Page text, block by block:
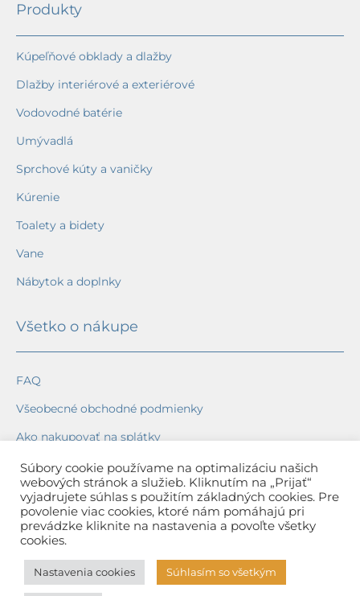
Produkty
Kúpeľňové obklady a dlažby
Dlažby interiérové a exteriérové
Vodovodné batérie
Umývadlá
Sprchové kúty a vaničky
Kúrenie
Toalety a bidety
Vane
Nábytok a doplnky
Všetko o nákupe
FAQ
Všeobecné obchodné podmienky
Ako nakupovať na splátky
Ochrana osobných údajov
Reklamačný poriadok
Spôsob a cena dopravy
Spôsob platby
Súbory cookie používame na optimalizáciu našich
webových stránok a služieb. Kliknutím na „Prijať“
vyjadrujete súhlas s použitím základných cookies. Pre
povolenie viac cookies, ktoré nám pomáhajú pri
prevádzke kliknite na nastavenia a povoľte všetky
cookies.
Nastavenia cookies Súhlasím so všetkým